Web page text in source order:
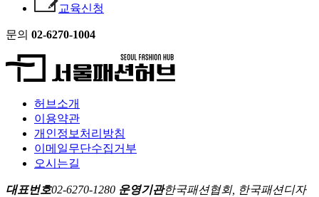
교육신청
문의 02-6270-1004
허브소개
이용약관
개인정보처리방침
이메일무단수집거부
오시는길
대표번호02-6270-1280 운영기관한국패션협회, 한국패션디자